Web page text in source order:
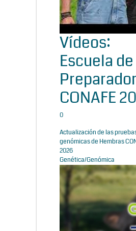
Vídeos:
Escuela de
CONAFE
0
Actualización de las
genómicas de Hembras
2026
Genética/Genómica